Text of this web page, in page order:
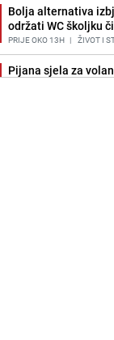
Bolja alternativa
održati WC školjku
PRIJE OKO 13H | ŽIVOT I
Pijana sjela za